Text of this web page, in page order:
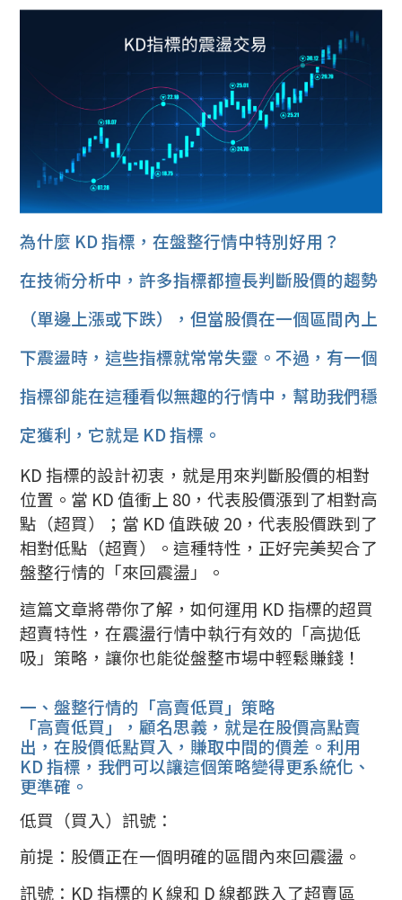
為什麼 KD 指標，在盤整行情中特別好用？
在技術分析中，許多指標都擅長判斷股價的趨勢
（單邊上漲或下跌），但當股價在一個區間內上
下震盪時，這些指標就常常失靈。不過，有一個
指標卻能在這種看似無趣的行情中，幫助我們穩
定獲利，它就是 KD 指標。
KD 指標的設計初衷，就是用來判斷股價的相對
位置。當 KD 值衝上 80，代表股價漲到了相對高
點（超買）；當 KD 值跌破 20，代表股價跌到了
相對低點（超賣）。這種特性，正好完美契合了
盤整行情的「來回震盪」。
這篇文章將帶你了解，如何運用 KD 指標的超買
超賣特性，在震盪行情中執行有效的「高拋低
吸」策略，讓你也能從盤整市場中輕鬆賺錢！
一、盤整行情的「高賣低買」策略
「高賣低買」，顧名思義，就是在股價高點賣
出，在股價低點買入，賺取中間的價差。利用
KD 指標，我們可以讓這個策略變得更系統化、
更準確。
低買（買入）訊號：
前提：股價正在一個明確的區間內來回震盪。
訊號：KD 指標的 K 線和 D 線都跌入了超賣區